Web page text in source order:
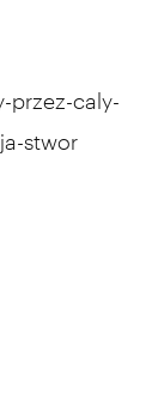
przez-caly-
stwor